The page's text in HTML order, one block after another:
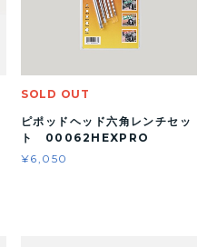
SOLD OUT
ピポッドヘッド六角レンチセッ
ト 00062HEXPRO
¥6,050